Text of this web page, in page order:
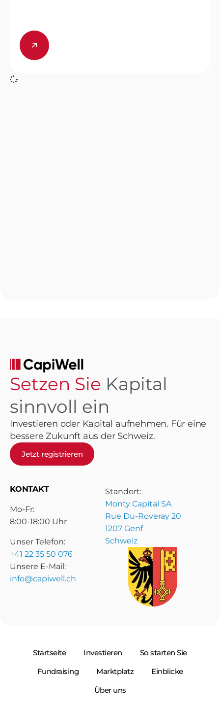
Setzen Sie Kapital
sinnvoll ein
Investieren oder Kapital aufnehmen. Für eine
bessere Zukunft aus der Schweiz.
Jetzt registrieren
KONTAKT
Mo-Fr:
8:00-18:00 Uhr
Unser Telefon:
+41 22 35 50 076
Unsere E-Mail:
info@capiwell.ch
Standort:
Monty Capital SA
Rue Du-Roveray 20
1207 Genf
Schweiz
Startseite Investieren
So starten Sie
Fundraising
Marktplatz
Einblicke
Über uns